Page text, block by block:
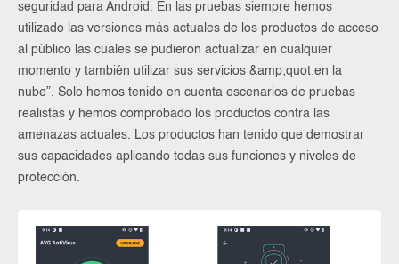
seguridad para Android. En las pruebas siempre hemos
utilizado las versiones más actuales de los productos de acceso
al público las cuales se pudieron actualizar en cualquier
momento y también utilizar sus servicios &amp;quot;en la
nube”. Solo hemos tenido en cuenta escenarios de pruebas
realistas y hemos comprobado los productos contra las
amenazas actuales. Los productos han tenido que demostrar
sus capacidades aplicando todas sus funciones y niveles de
protección.